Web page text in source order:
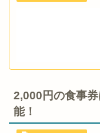
2,000円の食事
能！